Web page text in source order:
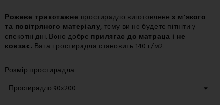
Рожеве трикотажне простирадло виготовлене з м'якого
та повітряного матеріалу, тому ви не будете пітніти у
спекотні дні. Воно добре прилягає до матраца і не
ковзає. Вага простирадла становить 140 г/м2.
Розмір простирадла